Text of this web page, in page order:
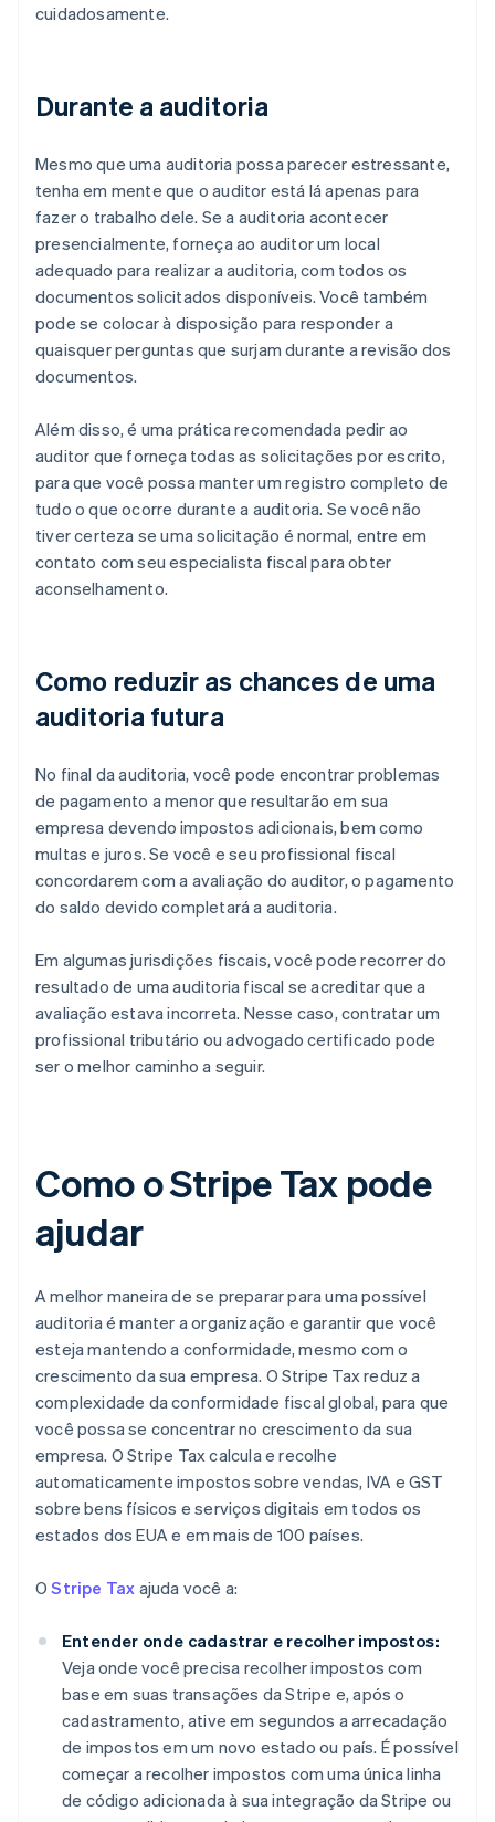
cuidadosamente.
Durante a auditoria
Mesmo que uma auditoria possa parecer estressante,
tenha em mente que o auditor está lá apenas para
fazer o trabalho dele. Se a auditoria acontecer
presencialmente, forneça ao auditor um local
adequado para realizar a auditoria, com todos os
documentos solicitados disponíveis. Você também
pode se colocar à disposição para responder a
quaisquer perguntas que surjam durante a revisão dos
documentos.
Além disso, é uma prática recomendada pedir ao
auditor que forneça todas as solicitações por escrito,
para que você possa manter um registro completo de
tudo o que ocorre durante a auditoria. Se você não
tiver certeza se uma solicitação é normal, entre em
contato com seu especialista fiscal para obter
aconselhamento.
Como reduzir as chances de uma
auditoria futura
No final da auditoria, você pode encontrar problemas
de pagamento a menor que resultarão em sua
empresa devendo impostos adicionais, bem como
multas e juros. Se você e seu profissional fiscal
concordarem com a avaliação do auditor, o pagamento
do saldo devido completará a auditoria.
Em algumas jurisdições fiscais, você pode recorrer do
resultado de uma auditoria fiscal se acreditar que a
avaliação estava incorreta. Nesse caso, contratar um
profissional tributário ou advogado certificado pode
ser o melhor caminho a seguir.
Como o Stripe Tax pode
ajudar
A melhor maneira de se preparar para uma possível
auditoria é manter a organização e garantir que você
esteja mantendo a conformidade, mesmo com o
crescimento da sua empresa. O Stripe Tax reduz a
complexidade da conformidade fiscal global, para que
você possa se concentrar no crescimento da sua
empresa. O Stripe Tax calcula e recolhe
automaticamente impostos sobre vendas, IVA e GST
sobre bens físicos e serviços digitais em todos os
estados dos EUA e em mais de 100 países.
OStripe Tax ajuda você a:
Entender onde cadastrar e recolher impostos:
Veja onde você precisa recolher impostos com
base em suas transações da Stripe e, após o
cadastramento, ative em segundos a arrecadação
de impostos em um novo estado ou país. É possível
começar a recolher impostos com uma única linha
de código adicionada à sua integração da Stripe ou